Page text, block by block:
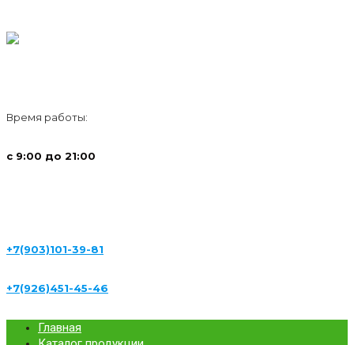
Время работы:
с 9:00 до 21:00
+7(903)101-39-81
+7(926)451-45-46
Главная